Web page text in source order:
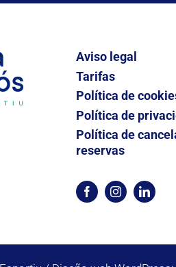
Aviso legal
Tarifas
Política de
Política de
Política de
reservas